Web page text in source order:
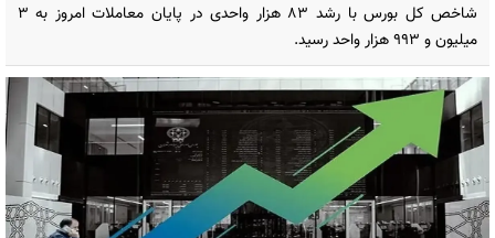
شاخص کل بورس با رشد ۸۳ هزار واحدی در پایان معاملات امروز به ۳
میلیون و ۹۹۳ هزار واحد رسید.